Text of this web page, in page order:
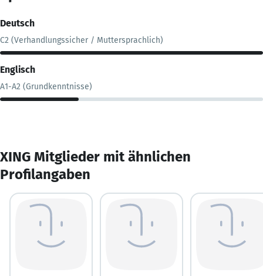
Deutsch
C2 (Verhandlungssicher / Muttersprachlich)
Englisch
A1-A2 (Grundkenntnisse)
XING Mitglieder mit ähnlichen
Profilangaben